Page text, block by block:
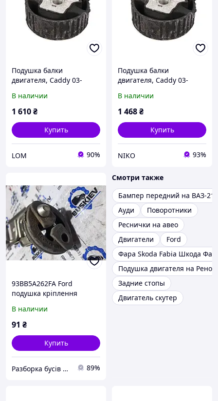
Подушка балки
двигателя, Caddy 03-
В наличии
1 610₴
Купить
LOM 90%
Подушка балки
двигателя, Caddy 03-
В наличии
1 468₴
Купить
NIKO 93%
93BB5A262FA Ford
подушка кріплення
В наличии
91 ₴
Купить
Разборка бусів Київ 89%
Смотри также
Бампер передний на ВАЗ-
Ауди
Поворотники
Реснички на авео
Двигатели
Ford
Фара Skoda Fabia Шкода
Подушка двигателя на Рено
Задние стопы
Двигатель скутер